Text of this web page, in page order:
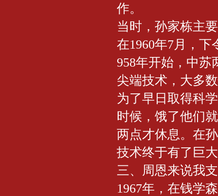
作。
当时，孙家栋主
在1960年7月，
958年开始，中
尖端技术，大多
为了早日取得科
时候，饿了他们
两点才休息。在
技术终于有了巨
三、周恩来说我
1967年，在钱学